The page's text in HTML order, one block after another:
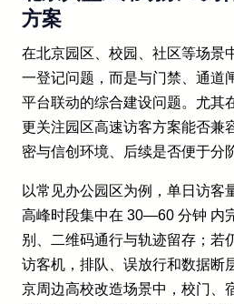
方案
在北京园区、校园、社区等场景
一登记问题，而是与门禁、通道
平台联动的综合建设问题。尤其
更关注园区高速访客方案能否兼
密与信创环境、后续是否便于分
以常见办公园区为例，单日访客
高峰时段集中在 30—60 分钟 内
别、二维码通行与轨迹留存；若
访客机，排队、误放行和数据断
京周边高校改造场景中，校门、